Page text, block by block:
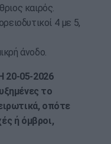
καιρός.
4 με 5,
άνοδο.
05-2026
το
οπότε
ή όμβροι,